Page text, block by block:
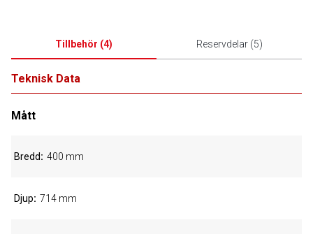
Tillbehör (4) Reservdelar(5)
Teknisk Data
Mått
Bredd 400 mm
Djup 714 mm